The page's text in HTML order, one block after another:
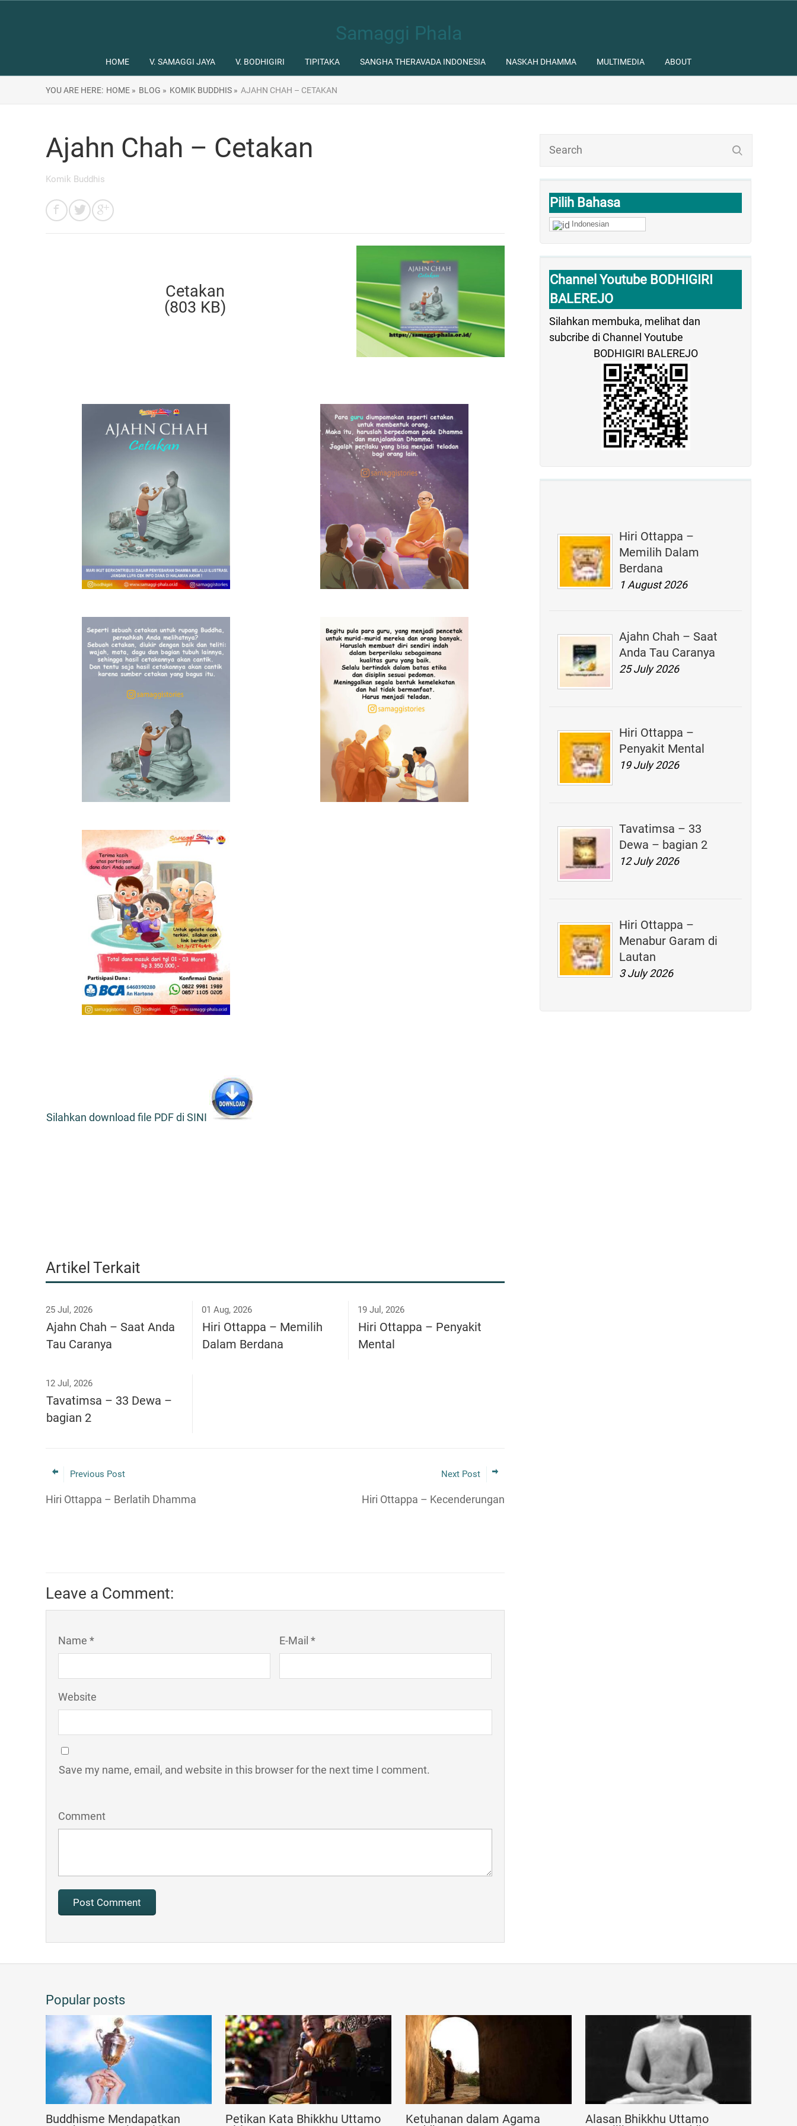
Samaggi Phala
HOME V. SAMAGGI JAYA V. BODHIGIRI TIPITAKA SANGHA THERAVADA INDONESIA NASKAH DHAMMA MULTIMEDIA ABOUT
YOU ARE HERE: HOME » BLOG » KOMIK BUDDHIS » AJAHN CHAH – CETAKAN
Pilih Bahasa
Indonesian
Channel Youtube BODHIGIRI
BALEREJO
Silahkan membuka, melihat dan
subcribe di Channel Youtube
BODHIGIRI BALEREJO
Hiri Ottappa –
Memilih Dalam
Berdana
1 August 2026
Ajahn Chah – Saat
Anda Tau Caranya
25 July 2026
Hiri Ottappa –
Penyakit Mental
19 July 2026
Tavatimsa – 33
Dewa – bagian 2
12 July 2026
Hiri Ottappa –
Menabur Garam di
Lautan
3 July 2026
Ajahn Chah – Cetakan
Komik Buddhis
Cetakan
(803 KB)
Silahkan download file PDF di SINI
Artikel Terkait
25 Jul, 2026
Ajahn Chah – Saat Anda
Tau Caranya
01 Aug, 2026
Hiri Ottappa – Memilih
Dalam Berdana
19 Jul, 2026
Hiri Ottappa – Penyakit
Mental
12 Jul, 2026
Tavatimsa – 33 Dewa –
bagian 2
Previous Post
Hiri Ottappa – Berlatih Dhamma
Next Post
Hiri Ottappa – Kecenderungan
Leave a Comment:
Name * E-Mail *
Website
Save my name, email, and website in this browser for the next time I comment.
Comment
Popular posts
Buddhisme Mendapatkan Petikan Kata Bhikkhu Uttamo Ketuhanan dalam Agama Alasan Bhikkhu Uttamo